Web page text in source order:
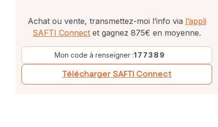
Achat ou vente, transmettez-moi l’info via l’appli
SAFTI Connect et gagnez 875€ en moyenne.
Mon code à renseigner :177389
Télécharger SAFTI Connect